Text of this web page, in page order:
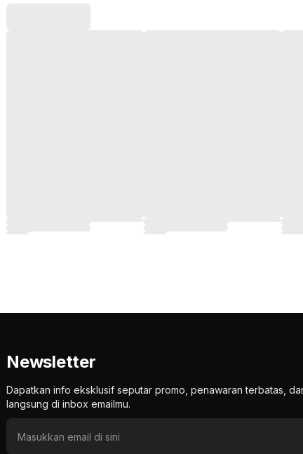
Newsletter
Dapatkan info eksklusif seputar promo, penawaran terbatas,
langsung di inbox emailmu.